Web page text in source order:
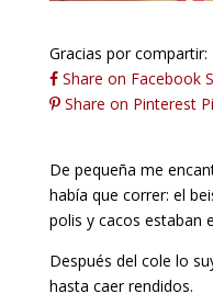
Gracias por compartir:
Share on Facebook
Share on Pinterest
De pequeña me
había que correr: el
polis y cacos estaban
Después del cole lo
hasta caer rendidos.